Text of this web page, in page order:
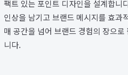
팩트 있는 포인트 디자인을 설계합니
인상을 남기고 브랜드 메시지를 효과
매 공간을 넘어 브랜드 경험의 장으
니다.